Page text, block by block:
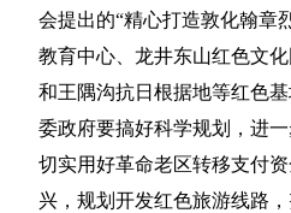
会提出的“精心打造敦化翰章
教育中心、龙井东山红色文
和王隅沟抗日根据地等红色
委政府要搞好科学规划，进
切实用好革命老区转移支付
兴，规划开发红色旅游线路